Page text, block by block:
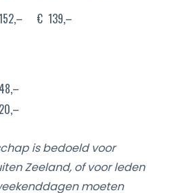
€ 139,–
is bedoeld voor
Zeeland, of voor leden
moeten